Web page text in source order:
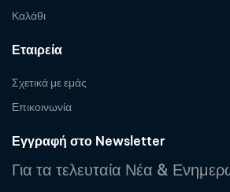
Καλάθι
Εταιρεία
Σχετικά με εμάς
Επικοινωνία
Εγγραφή στο Newsletter
Για τα τελευταία Νέα &